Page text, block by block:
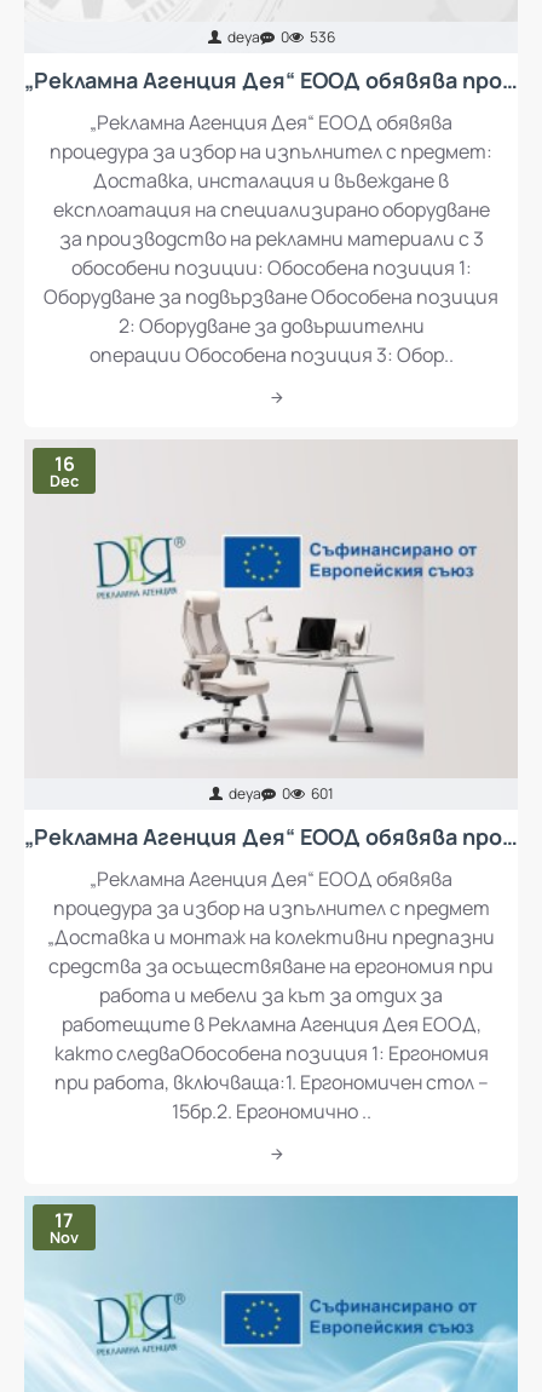
deya 0 536
„Рекламна Агенция Дея“ ЕООД обявява процедура за избор на изпълнител с предмет: Доставка, инсталация и въвеждане в експлоатация на специализирано оборудване за производство на рекламни материали
„Рекламна Агенция Дея“ ЕООД обявява
процедура за избор на изпълнител с предмет:
Доставка, инсталация и въвеждане в
експлоатация на специализирано оборудване
за производство на рекламни материали с 3
обособени позиции: Обособена позиция 1:
Оборудване за подвързване Обособена позиция
2: Оборудване за довършителни
операции Обособена позиция 3: Обор..
16
Dec
deya 0 601
„Рекламна Агенция Дея“ ЕООД обявява процедура за избор на изпълнител с предмет „Доставка и монтаж на колективни предпазни средства за осъществяване на ергономия при работа и мебели за кът за отдих за работещите в Рекламна Агенция Дея ЕООД
„Рекламна Агенция Дея“ ЕООД обявява
процедура за избор на изпълнител с предмет
„Доставка и монтаж на колективни предпазни
средства за осъществяване на ергономия при
работа и мебели за кът за отдих за
работещите в Рекламна Агенция Дея ЕООД,
както следваОбособена позиция 1: Ергономия
при работа, включваща:1. Ергономичен стол –
15бр.2. Ергономично ..
17
Nov